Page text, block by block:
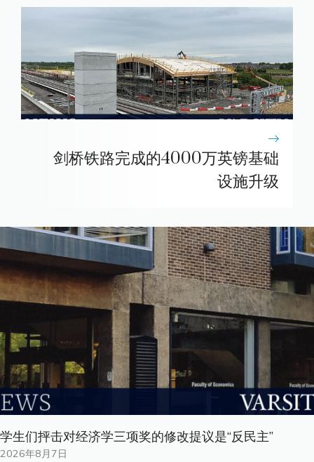
剑桥铁路完成的4000万英镑基础
设施升级
学生们抨击对经济学三项奖的修改提议是“反民主”
2026年8月7日